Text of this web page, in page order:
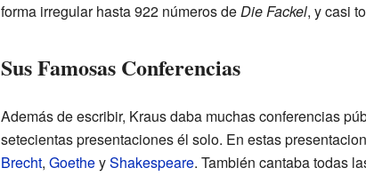
forma irregular hasta 922 números deDie Fackel, y casi
Sus Famosas Conferencias
Además de escribir, Kraus daba muchas conferencias
setecientas presentaciones él solo. En estas
Brecht, GoetheyShakespeare. También cantaba todas